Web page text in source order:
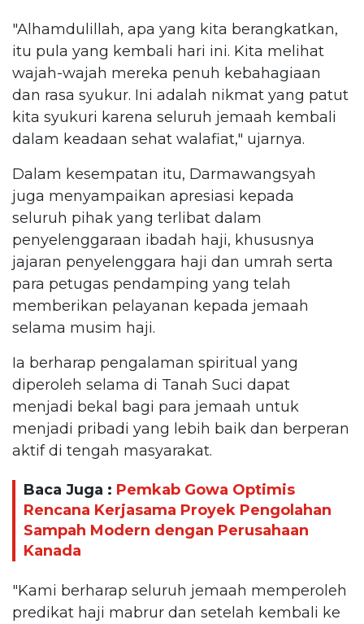
"Alhamdulillah, apa yang kita berangkatkan,
itu pula yang kembali hari ini. Kita melihat
wajah-wajah mereka penuh kebahagiaan
dan rasa syukur. Ini adalah nikmat yang patut
kita syukuri karena seluruh jemaah kembali
dalam keadaan sehat walafiat," ujarnya.
Dalam kesempatan itu, Darmawangsyah
juga menyampaikan apresiasi kepada
seluruh pihak yang terlibat dalam
penyelenggaraan ibadah haji, khususnya
jajaran penyelenggara haji dan umrah serta
para petugas pendamping yang telah
memberikan pelayanan kepada jemaah
selama musim haji.
Ia berharap pengalaman spiritual yang
diperoleh selama di Tanah Suci dapat
menjadi bekal bagi para jemaah untuk
menjadi pribadi yang lebih baik dan berperan
aktif di tengah masyarakat.
Baca Juga : Pemkab Gowa Optimis
Rencana Kerjasama Proyek Pengolahan
Sampah Modern dengan Perusahaan
Kanada
"Kami berharap seluruh jemaah memperoleh
predikat haji mabrur dan setelah kembali ke